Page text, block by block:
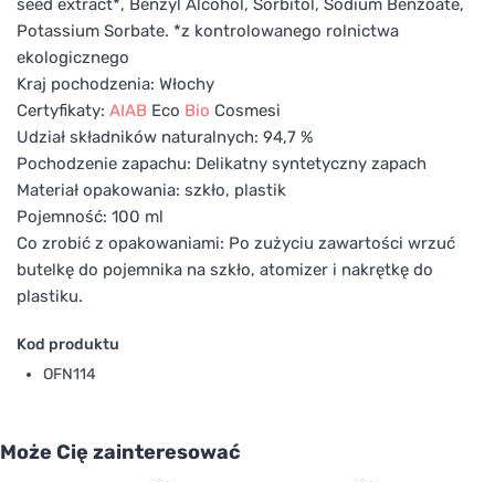
seed extract*, Benzyl Alcohol, Sorbitol, Sodium Benzoate,
Potassium Sorbate. *z kontrolowanego rolnictwa
ekologicznego
Kraj pochodzenia: Włochy
Certyfikaty: AIAB Eco Bio Cosmesi
Udział składników naturalnych: 94,7 %
Pochodzenie zapachu: Delikatny syntetyczny zapach
Materiał opakowania: szkło, plastik
Pojemność: 100 ml
Co zrobić z opakowaniami: Po zużyciu zawartości wrzuć
butelkę do pojemnika na szkło, atomizer i nakrętkę do
plastiku.
Kod produktu
OFN114
Może Cię zainteresować